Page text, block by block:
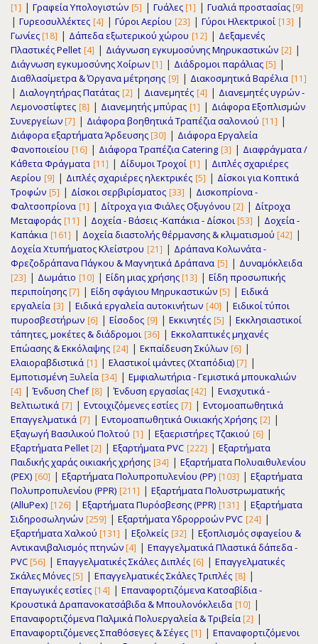
[1] | Γραφεία Υπολογιστών [5] | Γυάλες [1] | Γυαλιά προστασίας [9]
| Γυρεοσυλλέκτες [4] | Γύροι Αερίου [23] | Γύροι Ηλεκτρικοί [13] |
Γωνίες [18] | Δάπεδα εξωτερικού χώρου [12] | Δεξαμενές
Πλαστικές Pellet [4] | Διάγνωση εγκυμοσύνης Μηρυκαστικών [2] |
Διάγνωση εγκυμοσύνης Χοίρων [1] | Διάδρομοι παράλιας [5] |
Διαθλασίμετρα & Όργανα μέτρησης [9] | Διακοσμητικά Βαρέλια [11]
| Διαλογητήρας Πατάτας [2] | Διανεμητές [4] | Διανεμητές υγρών -
Λεμονοστίφτες [8] | Διανεμητής μπύρας [1] | Διάφορα Εξοπλισμών
Συνεργείων [7] | Διάφορα βοηθητικά Τραπέζια σαλονιού [11] |
Διάφορα εξαρτήματα Άρδευσης [30] | Διάφορα Εργαλεία
Φανοποιείου [16] | Διάφορα Τραπέζια Catering [3] | Διαφράγματα /
Κάθετα Φράγματα [11] | Δίδυμοι Τροχοί [1] | Διπλές σχαριέρες
Αερίου [9] | Διπλές σχαριέρες ηλεκτρικές [5] | Δίσκοι για Κοπτικά
Τροφών [5] | Δίσκοι σερβιρίσματος [33] | Δισκοπρίονα -
Φαλτσοπρίονα [1] | Δίτροχα για Φιάλες Οξυγόνου [2] | Δίτροχα
Μεταφοράς [11] | Δοχεία - Βάσεις -Καπάκια - Δίσκοι [53] | Δοχεία -
Καπάκια [161] | Δοχεία διαστολής θέρμανσης & κλιματισμού [42] |
Δοχεία Χτυπήματος Κλείστρου [21] | Δράπανα Κολωνάτα -
Φρεζοδράπανα Πάγκου & Μαγνητικά Δράπανα [5] | Δυναμόκλειδα
[23] | Δωμάτιο [10] | Είδη μιας χρήσης [13] | Είδη προσωπικής
περιποίησης [7] | Είδη σφάγιου Μηρυκαστικών [5] | Ειδικά
εργαλεία [3] | Ειδικά εργαλεία αυτοκινήτων [40] | Ειδικοί τύποι
πυροσβεστήρων [6] | Είσοδος [9] | Εκκινητές [5] | Εκκλησιαστικοί
τάπητες, μοκέτες & διάδρομοι [36] | Εκκολαπτικές μηχανές
Επώασης & Εκκόλαψης [24] | Εκπαίδευση Σκύλων [6] |
Ελαιοραβδιστικά [1] | Ελαστικοί ιμάντες (Χταπόδια) [7] |
Εμποτισμένη Ξυλεία [34] | Εμφιαλωτήρια - Γεμιστικά μπουκαλιών
[4] |Ένδυση Chef [8] |Ένδυση εργασίας [42] | Ενισχυτικά -
Βελτιωτικά [7] | Εντοιχιζόμενες εστίες [7] | Εντομοαπωθητικά
Επαγγελματικά [7] | Εντομοαπωθητικά Οικιακής Χρήσης [2] |
Εξαγωγή Βασιλικού Πολτού [1] | Εξαεριστήρες Τζακιού [6] |
Εξαρτήματα Pellet [2] | Εξαρτήματα PVC [222] | Εξαρτήματα
Παιδικής χαράς οικιακής χρήσης [34] | Εξαρτήματα Πολυαιθυλενίου
(PEX) [60] | Εξαρτήματα Πολυπροπυλενίου (PP) [103] | Εξαρτήματα
Πολυπροπυλενίου (PPR) [211] | Εξαρτήματα Πολυστρωματικής
(AlluPex) [126] | Εξαρτήματα Πυρόσβεσης (PPR) [131] | Εξαρτήματα
Σιδηροσωληνών [259] | Εξαρτήματα Υδρορρoών PVC [24] |
Εξαρτήματα Χαλκού [131] | Εξολκείς [32] | Εξοπλισμός σφαγείου &
Αντικανιβαλισμός πτηνών [4] | Επαγγελματικά Πλαστικά δάπεδα -
PVC [56] | Επαγγελματικές Σκάλες Διπλές [6] | Επαγγελματικές
Σκάλες Μόνες [5] | Επαγγελματικές Σκάλες Τριπλές [8] |
Επαγωγικές εστίες [14] | Επαναφορτιζόμενα Κατσαβίδια -
Κρουστικά Δραπανοκατσάβιδα & Μπουλονόκλειδα [10] |
Επαναφορτιζόμενα Παλμικά Πολυεργαλεία & Τριβεία [2] |
Επαναφορτιζόμενες Σπαθόσεγες & Σέγες [1] | Επαναφορτιζόμενοι